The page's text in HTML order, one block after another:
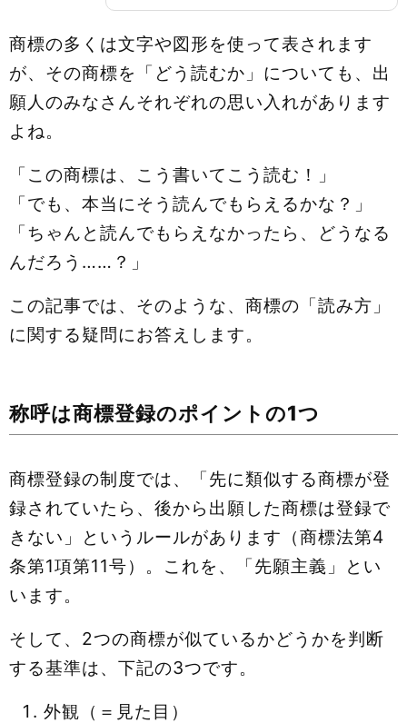
商標の多くは文字や図形を使って表されます
が、その商標を「どう読むか」についても、出
願人のみなさんそれぞれの思い入れがあります
よね。
「この商標は、こう書いてこう読む！」
「でも、本当にそう読んでもらえるかな？」
「ちゃんと読んでもらえなかったら、どうなる
んだろう……？」
この記事では、そのような、商標の「読み方」
に関する疑問にお答えします。
称呼は商標登録のポイントの1つ
商標登録の制度では、「先に類似する商標が登
録されていたら、後から出願した商標は登録で
きない」というルールがあります（商標法第4
条第1項第11号）。これを、「先願主義」とい
います。
そして、2つの商標が似ているかどうかを判断
する基準は、下記の3つです。
外観（＝見た目）